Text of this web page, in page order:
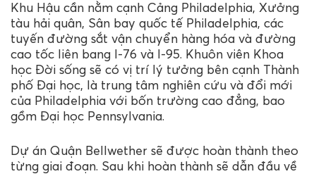
Khu Hậu cần nằm cạnh Cảng Philadelphia, Xưởng
tàu hải quân, Sân bay quốc tế Philadelphia, các
tuyến đường sắt vận chuyển hàng hóa và đường
cao tốc liên bang I-76 và I-95. Khuôn viên Khoa
học Đời sống sẽ có vị trí lý tưởng bên cạnh Thành
phố Đại học, là trung tâm nghiên cứu và đổi mới
của Philadelphia với bốn trường cao đẳng, bao
gồm Đại học Pennsylvania.
Dự án Quận Bellwether sẽ được hoàn thành theo
từng giai đoạn. Sau khi hoàn thành sẽ dẫn đầu về